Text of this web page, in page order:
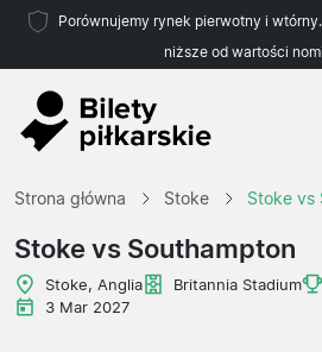
Porównujemy rynek pierwotny i
niższe od wartości
Strona główna Stoke Stoke vs
Stoke vs Southampton
Stoke, Anglia Britannia Stadium
3 Mar 2027